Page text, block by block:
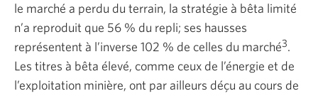
le marché a perdu du terrain, la stratégie à bêta limité
n’a reproduit que 56 % du repli; ses hausses
représentent à l’inverse 102 % de celles du marché3.
Les titres à bêta élevé, comme ceux de l’énergie et de
l’exploitation minière, ont par ailleurs déçu au cours de